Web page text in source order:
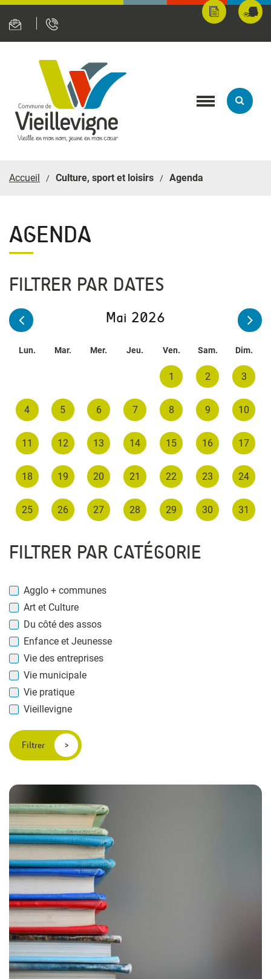
Mes
démarches
Toggle
Accueil Culture, sport et loisirs Agenda
AGENDA
FILTRER PAR DATES
Mai 2026
Lun. Mar. Mer. Jeu. Ven. Sam. Dim.
1 2 3
4 5 6 7 8 9 10
11 12 13 14 15 16 17
18 19 20 21 22 23 24
25 26 27 28 29 30 31
FILTRER PAR CATÉGORIE
Agglo + communes
Art et Culture
Du côté des assos
Enfance et Jeunesse
Vie des entreprises
Vie municipale
Vie pratique
Vieillevigne
Filtrer
Panneau de gestion des cookies